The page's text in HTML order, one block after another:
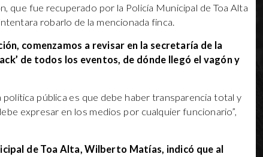
que fue recuperado por la Policía Municipal de Toa Alta
robarlo de la mencionada finca.
comenzamos a revisar en la secretaría de la
de todos los eventos, de dónde llegó el vagón y
política pública es que debe haber transparencia total y
expresar en los medios por cualquier funcionario”,
de Toa Alta, Wilberto Matías, indicó que al